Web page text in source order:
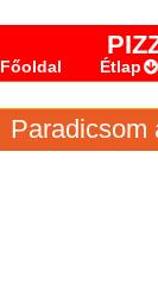
Főoldal Étlap
Paradicsom